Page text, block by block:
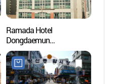
Ramada Hotel
Dongdaemun
(라마다호텔 동대문)